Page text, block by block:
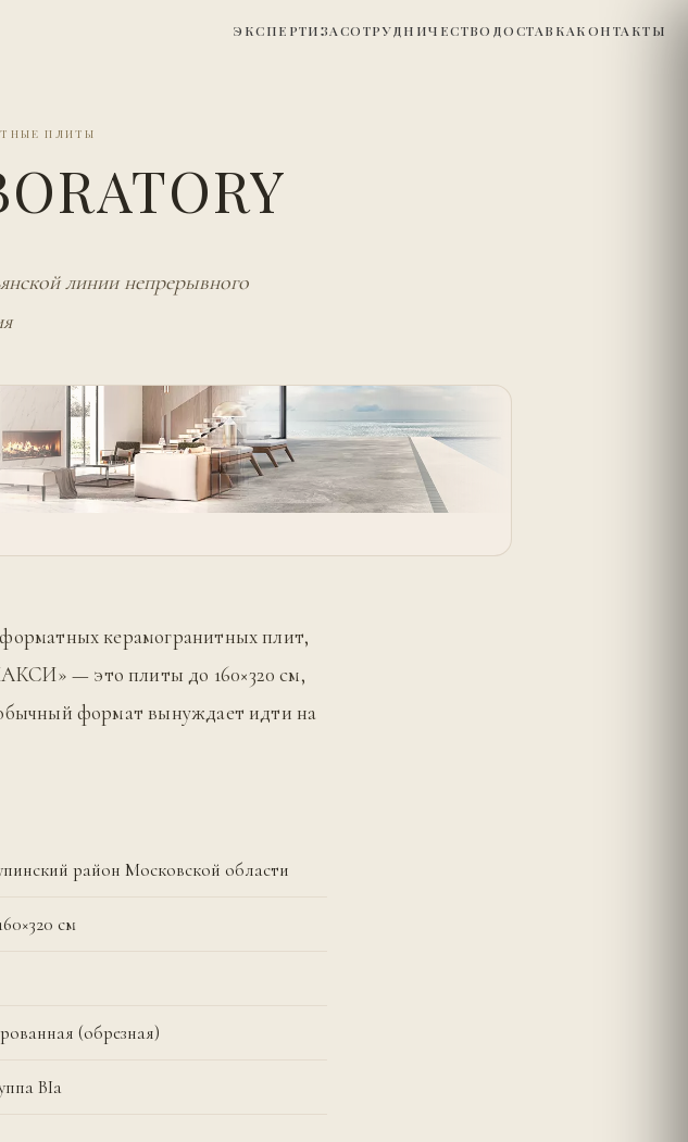
ПЛИТЫ
линии непрерывного
керамогранитных плит,
— это плиты до 160×320 см,
формат вынуждает идти на
район Московской области
см
(обрезная)
BIa
ЭКСПЕРТИЗАСОТРУДНИЧЕСТВО ДОСТАВКАКОНТАКТЫ